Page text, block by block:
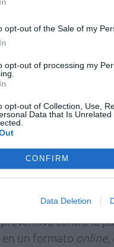
opt-out of the Sale of my
opt-out of processing my
opt-out of Collection, Use,
Data that Is
CONFIRM
Data Deletion
generar así inversión
de
de
e industria
desafíos
en qué medida
de los nuevos
medicamento.
contra la
en un formato online,